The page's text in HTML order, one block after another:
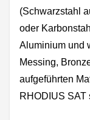
(Schwarzstahl
oder
Aluminium und
Messing,
aufgeführten
RHODIUS SAT